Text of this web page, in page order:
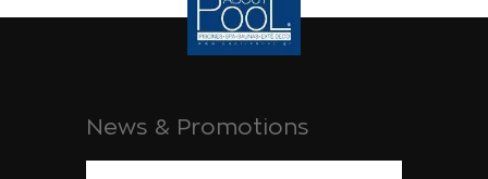
News & Promotions